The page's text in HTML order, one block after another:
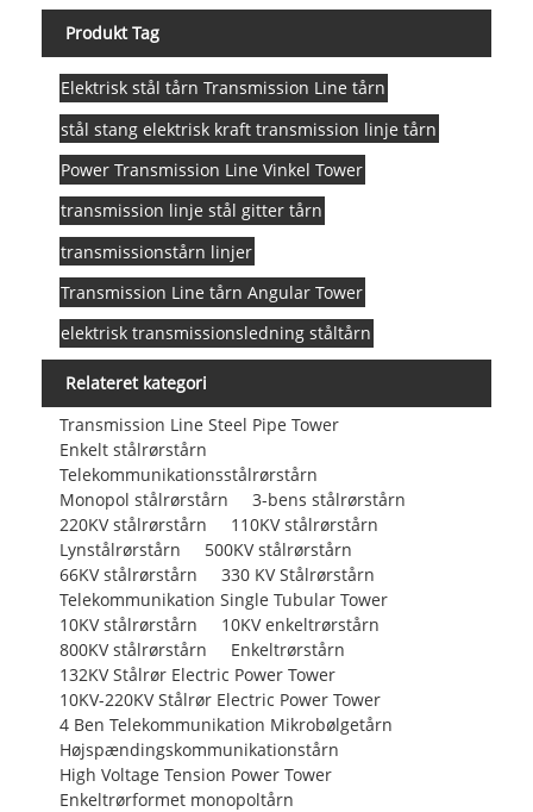
Produkt Tag
Elektrisk stål tårn Transmission Line tårn
stål stang elektrisk kraft transmission linje tårn
Power Transmission Line Vinkel Tower
transmission linje stål gitter tårn
transmissionstårn linjer
Transmission Line tårn Angular Tower
elektrisk transmissionsledning ståltårn
Relateret kategori
Transmission Line Steel Pipe Tower
Enkelt stålrørstårn
Telekommunikationsstålrørstårn
Monopol stålrørstårn
3-bens stålrørstårn
220KV stålrørstårn
110KV stålrørstårn
Lynstålrørstårn
500KV stålrørstårn
66KV stålrørstårn
330 KV Stålrørstårn
Telekommunikation Single Tubular Tower
10KV stålrørstårn
10KV enkeltrørstårn
800KV stålrørstårn
Enkeltrørstårn
132KV Stålrør Electric Power Tower
10KV-220KV Stålrør Electric Power Tower
4 Ben Telekommunikation Mikrobølgetårn
Højspændingskommunikationstårn
High Voltage Tension Power Tower
Enkeltrørformet monopoltårn